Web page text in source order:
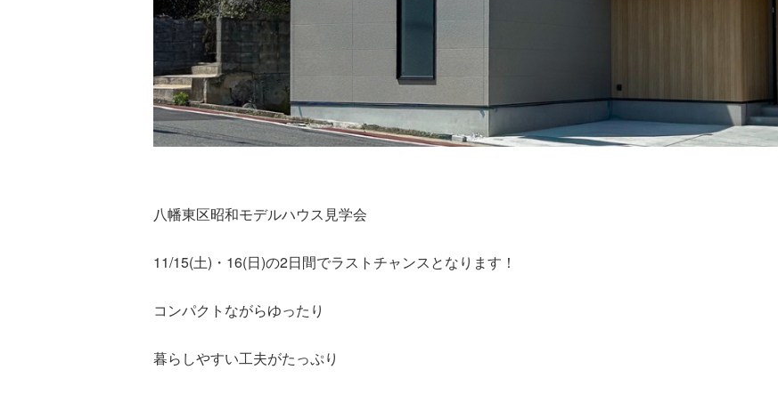
八幡東区昭和モデルハウス見学会
11/15(土)・16(日)の2日間でラストチャンスとなります！
コンパクトながらゆったり
暮らしやすい工夫がたっぷり